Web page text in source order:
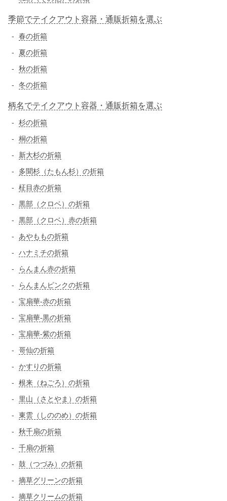
季節でテイクアウト容器・通販折箱を選ぶ
春の折箱
夏の折箱
秋の折箱
冬の折箱
柄名でテイクアウト容器・通販折箱を選ぶ
杉の折箱
桐の折箱
新大杉の折箱
多聞杉（たもん杉）の折箱
柾目赤の折箱
黒部（クロベ）の折箱
黒部（クロベ）赤の折箱
あやももの折箱
ハナミチの折箱
らんまん赤の折箱
らんまんピンクの折箱
宝扇華-赤の折箱
宝扇華-黒の折箱
宝扇華-紫の折箱
哥仙の折箱
かすりの折箱
根来（ねごろ）の折箱
里山（さとやま）の折箱
東雲（しののめ）の折箱
秋千扇の折箱
千扇の折箱
鼓（つづみ）の折箱
摘草グリーンの折箱
摘草クリームの折箱